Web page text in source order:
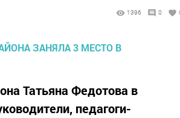
1396 0
Татьяна Федотова в
педагоги-